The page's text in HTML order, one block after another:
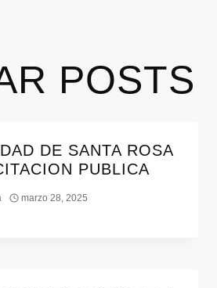
POSTS
DE SANTA ROSA
PUBLICA
marzo 28, 2025